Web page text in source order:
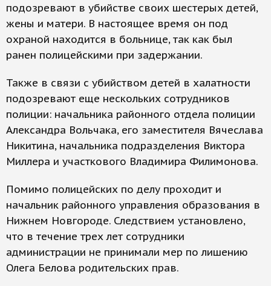
подозревают в убийстве своих шестерых детей,
жены и матери. В настоящее время он под
охраной находится в больнице, так как был
ранен полицейскими при задержании.
Также в связи с убийством детей в халатности
подозревают еще нескольких сотрудников
полиции: начальника районного отдела полиции
Александра Вольчака, его заместителя Вячеслава
Никитина, начальника подразделения Виктора
Миллера и участкового Владимира Филимонова.
Помимо полицейских по делу проходит и
начальник районного управления образования в
Нижнем Новгороде. Следствием установлено,
что в течение трех лет сотрудники
администрации не принимали мер по лишению
Олега Белова родительских прав.